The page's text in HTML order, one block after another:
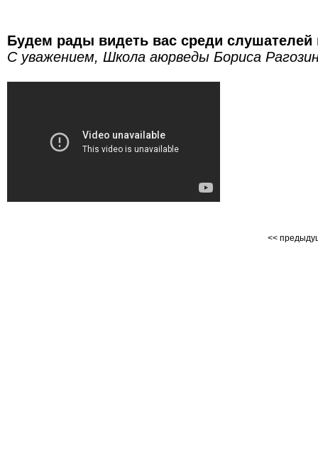
Будем рады видеть вас среди
С уважением, Школа аюрведы Бориса
<<